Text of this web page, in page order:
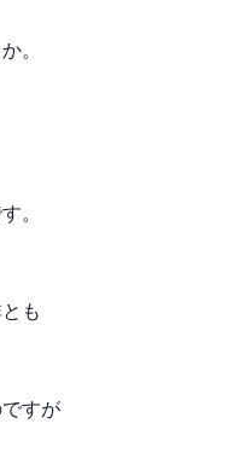
。
。
も
すが